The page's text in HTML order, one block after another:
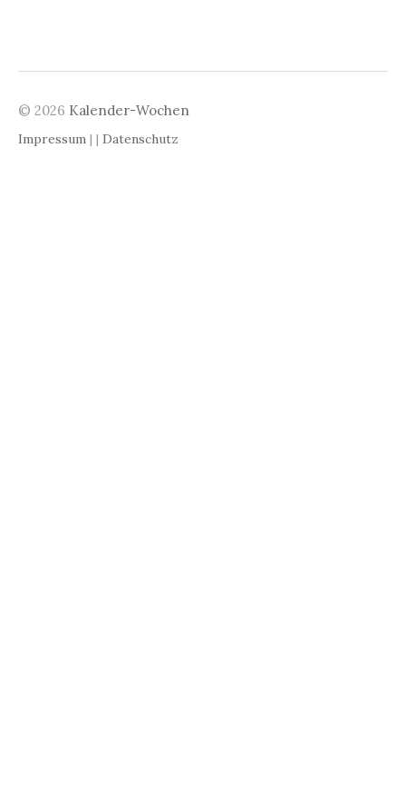
© 2026 Kalender-Wochen
Impressum | | Datenschutz